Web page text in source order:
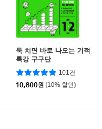
툭 치면 바로 나오는 기적
특강 구구단
101건
10,800원 (10% 할인)